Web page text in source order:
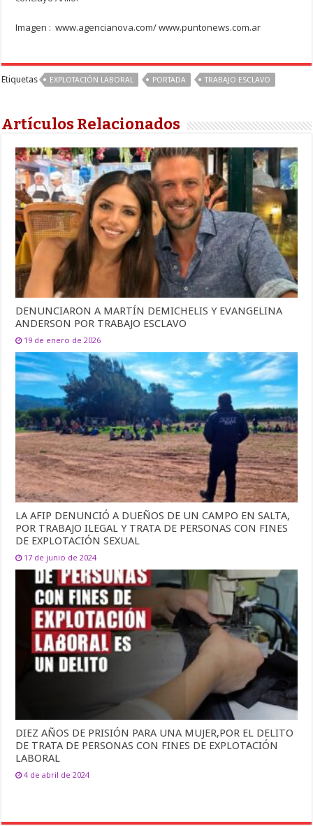
Imagen : www.agencianova.com/ www.puntonews.com.ar
Etiquetas EXPLOTACIÓN LABORAL PORTADA TRABAJO ESCLAVO
Artículos Relacionados
DENUNCIARON A MARTÍN DEMICHELIS Y EVANGELINA
ANDERSON POR TRABAJO ESCLAVO
19 de enero de 2026
LA AFIP DENUNCIÓ A DUEÑOS DE UN CAMPO EN SALTA,
POR TRABAJO ILEGAL Y TRATA DE PERSONAS CON FINES
DE EXPLOTACIÓN SEXUAL
17 de junio de 2024
DIEZ AÑOS DE PRISIÓN PARA UNA MUJER,POR EL DELITO
DE TRATA DE PERSONAS CON FINES DE EXPLOTACIÓN
LABORAL
4 de abril de 2024